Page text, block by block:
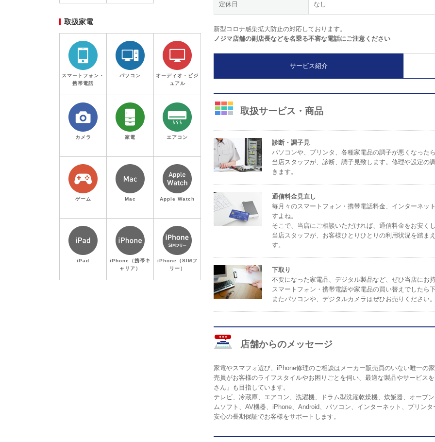
取扱家電
スマートフォン・
携帯電話
パソコン
オーディオ・ビジ
ュアル
カメラ 家電 エアコン
ゲーム Mac Apple Watch
iPad
iPhone（携帯キ
ャリア）
iPhone（SIMフ
リー）
定休日 なし
新型コロナ感染拡大防止の対応しております。
ノジマ店舗の副店長などを名乗る不審な電話にご注意ください
サービス紹介
取扱サービス・商品
診断・調子見
パソコンや、プリンタ、各種家電品の調子が悪くなった
当店スタッフが、診断、調子見致します。修理や設定の
きます。
通信料金見直し
毎月々のスマートフォン・携帯電話料金、インターネッ
すよね。
そこで、当店にご相談いただければ、通信料金をお安くし
当店スタッフが、お客様ひとりひとりの利用状況を踏ま
す。
下取り
不要になった家電品、デジタル製品など、ぜひ当店にお持
スマートフォン・携帯電話や家電品の買い替えでしたら
またパソコンや、デジタルカメラはぜひお売りください
店舗からのメッセージ
家電やスマフォ選び、iPhone修理のご相談はメーカー販売員のいない唯一の
売員がお客様のライフスタイルやお困りごとを伺い、最適な製品やサービス
さん」も目指しています。
テレビ、冷蔵庫、エアコン、洗濯機、ドラム型洗濯乾燥機、炊飯器、オーブ
ムソフト、AV機器、iPhone、Android、パソコン、インターネット、プリン
安心の長期保証でお客様をサポートします。